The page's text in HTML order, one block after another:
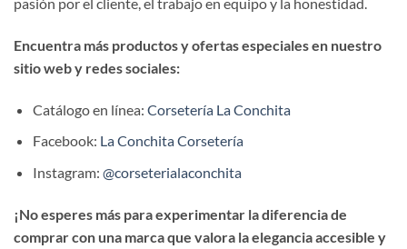
Encuentra más productos y ofertas especiales en nuestro
sitio web y redes sociales:
Catálogo en línea: Corsetería La Conchita
Facebook: La Conchita Corsetería
Instagram: @corseterialaconchita
¡No esperes más para experimentar la diferencia de
comprar con una marca que valora la elegancia accesible y